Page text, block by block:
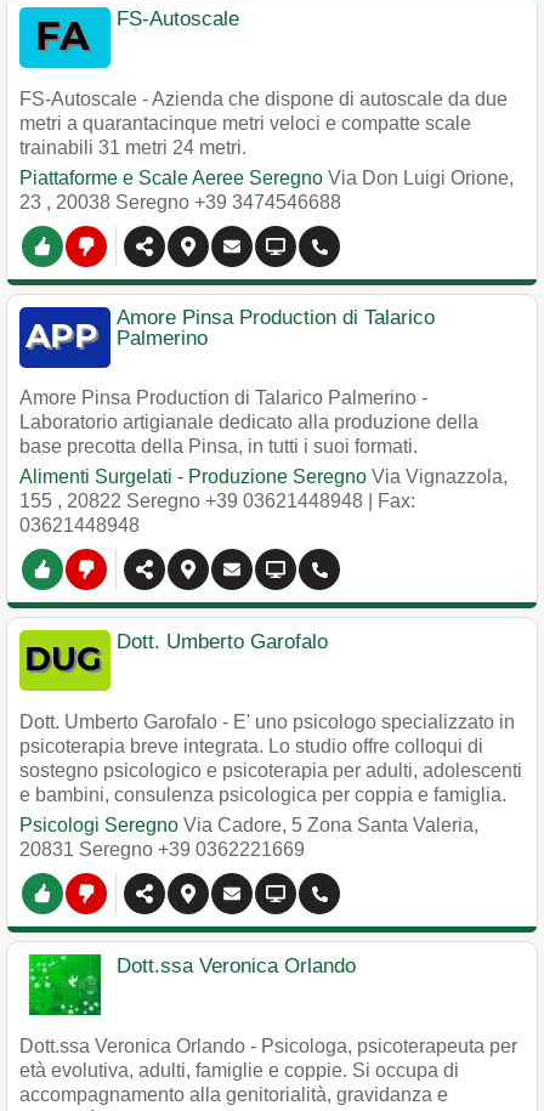
FS-Autoscale
FS-Autoscale - Azienda che dispone di autoscale da due
metri a quarantacinque metri veloci e compatte scale
trainabili 31 metri 24 metri.
Piattaforme e Scale Aeree Seregno Via Don Luigi Orione,
23 , 20038 Seregno +39 3474546688
Amore Pinsa Production di Talarico
Palmerino
Amore Pinsa Production di Talarico Palmerino -
Laboratorio artigianale dedicato alla produzione della
base precotta della Pinsa, in tutti i suoi formati.
Alimenti Surgelati - Produzione Seregno Via Vignazzola,
155 , 20822 Seregno +39 03621448948 | Fax:
03621448948
Dott. Umberto Garofalo
Dott. Umberto Garofalo - E' uno psicologo specializzato in
psicoterapia breve integrata. Lo studio offre colloqui di
sostegno psicologico e psicoterapia per adulti, adolescenti
e bambini, consulenza psicologica per coppia e famiglia.
Psicologi Seregno Via Cadore, 5 Zona Santa Valeria,
20831 Seregno +39 0362221669
Dott.ssa Veronica Orlando
Dott.ssa Veronica Orlando - Psicologa, psicoterapeuta per
età evolutiva, adulti, famiglie e coppie. Si occupa di
accompagnamento alla genitorialità, gravidanza e